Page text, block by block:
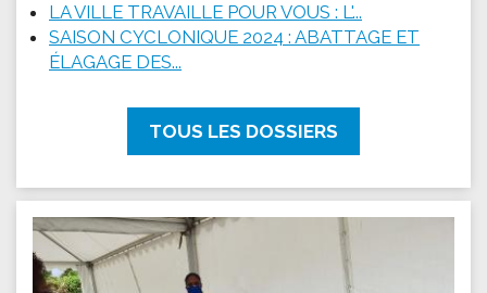
LA VILLE TRAVAILLE POUR VOUS : L'...
SAISON CYCLONIQUE 2024 : ABATTAGE ET
ÉLAGAGE DES...
TOUS LES DOSSIERS